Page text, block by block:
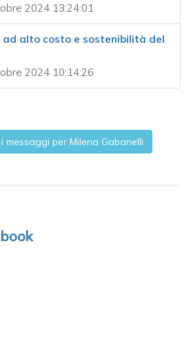
2024 13:24:01
ad alto costo e sostenibilità del
2024 10:14:26
messaggi per Milena Gabanelli